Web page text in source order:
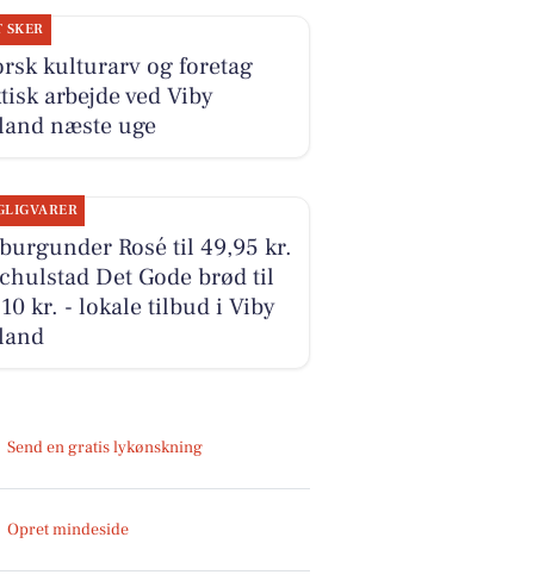
SKER
kulturarv og foretag
arbejde ved Viby
næste uge
Rosé til 49,95 kr.
Det Gode brød til
kr. - lokale tilbud i Viby
Send en gratis lykønskning
Opret mindeside